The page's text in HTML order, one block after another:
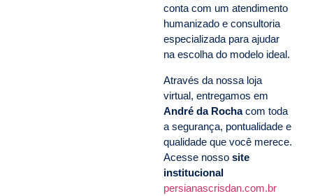
conta com um atendimento
humanizado e consultoria
especializada para ajudar
na escolha do modelo ideal.
Através da nossa loja
virtual, entregamos em
André da Rochacom toda
a segurança, pontualidade e
qualidade que você merece.
Acesse nosso site
institucional
persianascrisdan.com.br